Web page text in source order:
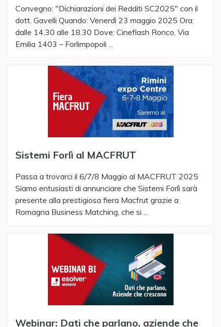
Convegno: "Dichiarazioni dei Redditi SC2025" con il
dott. Gavelli ​ ​ Quando: Venerdì 23 maggio 2025 Ora:
dalle 14.30 alle 18.30 Dove: Cineflash Ronco, Via
Emilia 1403 – Forlimpopoli ...
Sistemi Forlì al MACFRUT
Passa a trovarci il 6/7/8 Maggio al MACFRUT 2025
Siamo entusiasti di annunciare che Sistemi Forlì sarà
presente alla prestigiosa fiera Macfrut grazie a
Romagna Business Matching, che si ...
Webinar: Dati che parlano, aziende che